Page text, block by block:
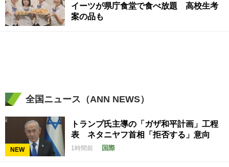
イーツが県庁食堂で食べ放題 高校生考
案の品も
全国ニュース（ANN NEWS）
NEW
トランプ氏主導の「ガザ和平計画」工程
表 ネタニヤフ首相「拒否する」意向
1時間前 国際